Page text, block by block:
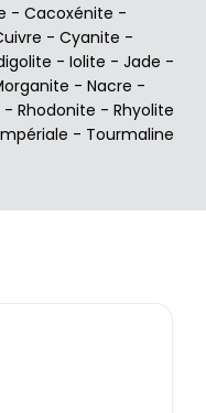
- Cacoxénite -
- Cyanite -
- Iolite - Jade -
- Nacre -
- Rhodonite - Rhyolite
- Tourmaline